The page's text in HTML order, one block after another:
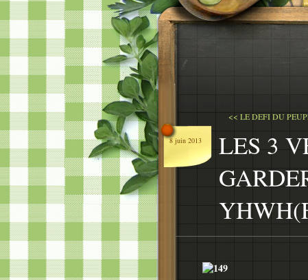
<< LE DEFI DU
8 juin 2013
LES 3